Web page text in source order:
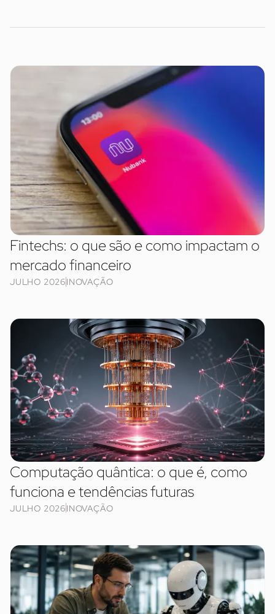
Fintechs: o que são e como impactam o
mercado financeiro
JULHO 2026INOVAÇÃO
Computação quântica: o que é, como
funciona e tendências futuras
JULHO 2026INOVAÇÃO